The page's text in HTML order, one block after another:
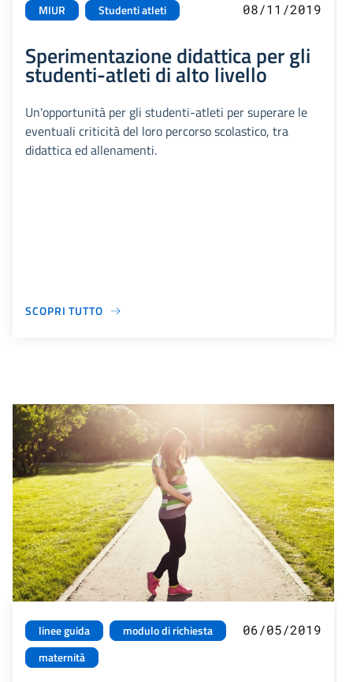
MIUR Studenti atleti 08/11/2019
Sperimentazione didattica per gli
studenti-atleti di alto livello
Un'opportunità per gli studenti-atleti per superare le
eventuali criticità del loro percorso scolastico, tra
didattica ed allenamenti.
SCOPRI TUTTO
linee guida
modulo di richiesta
maternità
06/05/2019